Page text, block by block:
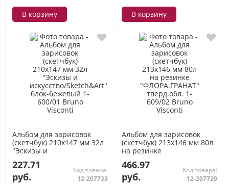
В корзину В корзину
Альбом для зарисовок
(скетчбук) 210х147 мм 32л
"Эскизы и
блок-бежевый 1-600/01
Bruno Visconti
227.71
руб.
Код товара:
12-207733
Альбом для зарисовок
(скетчбук) 213х146 мм 80л
на резинке
тверд.обл. 1-609/02 Bruno
Visconti
466.97
руб.
Код товара:
12-207729